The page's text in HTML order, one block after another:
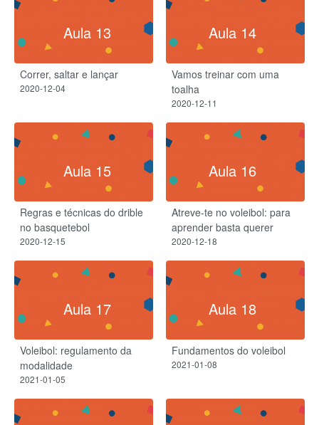
Aula 13
Correr, saltar e lançar
2020-12-04
Aula 14
Vamos treinar com uma
toalha
2020-12-11
Aula 15
Regras e técnicas do drible
no basquetebol
2020-12-15
Aula 16
Atreve-te no voleibol: para
aprender basta querer
2020-12-18
Aula 17
Voleibol: regulamento da
modalidade
2021-01-05
Aula 18
Fundamentos do voleibol
2021-01-08